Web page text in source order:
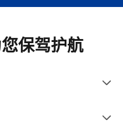
保驾护航